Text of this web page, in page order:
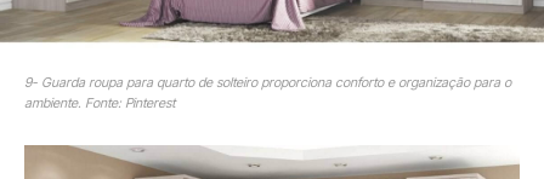
9- Guarda roupa para quarto de solteiro proporciona conforto e organização para o
ambiente. Fonte: Pinterest